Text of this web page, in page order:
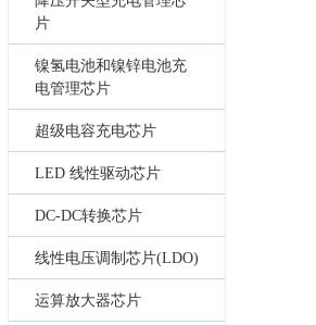
片
镍氢电池和镍锌电池充
电管理芯片
超级电容充电芯片
LED 线性驱动芯片
DC-DC转换芯片
线性电压调制芯片(LDO)
运算放大器芯片